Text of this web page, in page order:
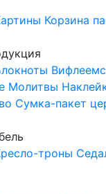
Корзина
Молитвы
Сумка-пакет
троны